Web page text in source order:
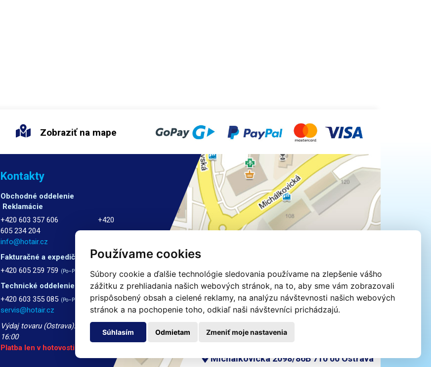
Používame cookies
Súbory cookie a ďalšie technológie sledovania používame na zlepšenie vášho
zážitku z prehliadania našich webových stránok, na to, aby sme vám zobrazovali
prispôsobený obsah a cielené reklamy, na analýzu návštevnosti našich webových
stránok a na pochopenie toho, odkiaľ naši návštevníci prichádzajú.
Súhlasím Odmietam Zmeniť moje nastavenia
Zobraziť na mape
Kontakty
Obchodné oddelenie
Reklamácie
+420 603 357 606 +420
605 234 204
info@hotair.cz
Fakturačné a expedičné oddelenie
+420 605 259 759 (Po–Pia: 7:30 – 15:00)
Technické oddelenie
+420 603 355 085 (Po–Pia: 8:00 – 16:00)
servis@hotair.cz
Výdaj tovaru (Ostrava): Po-Pia: 8:00 -
16:00
Platba len v hotovosti
Michálkovická 2098/86B 710 00 Ostrava